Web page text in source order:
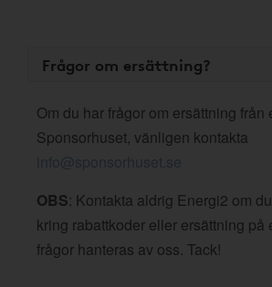
Frågor om ersättning?
Om du har frågor om ersättning från
Sponsorhuset, vänligen kontakta
info@sponsorhuset.se
OBS: Kontakta aldrig Energi2 om
kring rabattkoder eller ersättning på
frågor hanteras av oss. Tack!